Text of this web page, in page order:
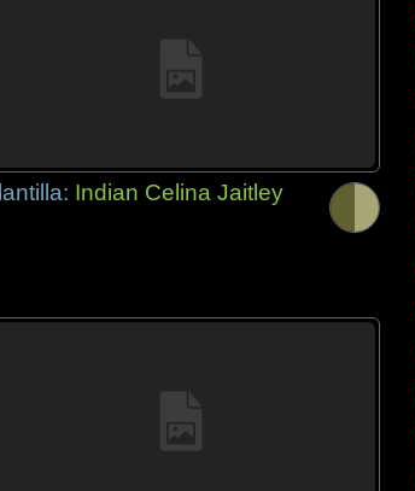
Indian Celina Jaitley